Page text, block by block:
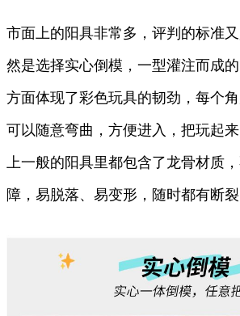
市面上的阳具非常多，评判的标准
然是选择实心倒模，一型灌注而成
方面体现了彩色玩具的韧劲，每个
可以随意弯曲，方便进入，把玩起
上一般的阳具里都包含了龙骨材质
障，易脱落、易变形，随时都有断裂